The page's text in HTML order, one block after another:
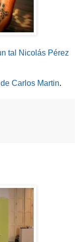
tal Nicolás Pérez
Carlos Martin.